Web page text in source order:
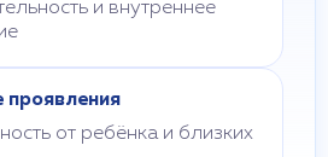
и внутреннее
проявления
от ребёнка и близких